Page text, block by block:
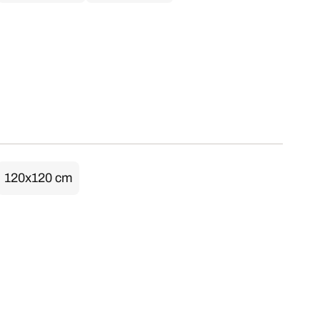
120x120 cm